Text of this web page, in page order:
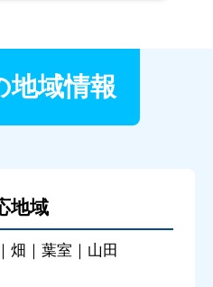
地域情報
地域
畑｜葉室｜山田